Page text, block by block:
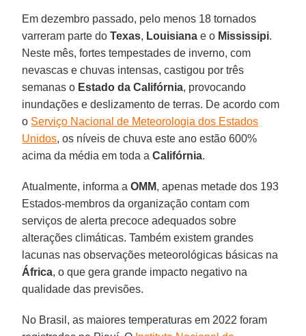
Em dezembro passado, pelo menos 18 tornados
varreram parte doTexas, Louisiana e o Mississipi.
Neste mês, fortes tempestades de inverno, com
nevascas e chuvas intensas, castigou por três
semanas o Estado da Califórnia, provocando
inundações e deslizamento de terras. De acordo com
o Serviço Nacional de Meteorologia dos Estados
Unidos, os níveis de chuva este ano estão 600%
acima da média em toda aCalifórnia.
Atualmente, informa aOMM, apenas metade dos 193
Estados-membros da organização contam com
serviços de alerta precoce adequados sobre
alterações climáticas. Também existem grandes
lacunas nas observações meteorológicas básicas na
África, o que gera grande impacto negativo na
qualidade das previsões.
No Brasil, as maiores temperaturas em 2022 foram